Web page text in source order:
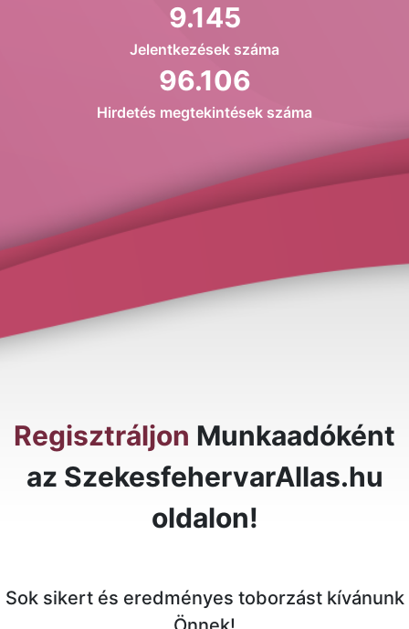
9.145
Jelentkezések száma
96.106
Hirdetés megtekintések száma
Regisztráljon Munkaadóként
az SzekesfehervarAllas.hu
oldalon!
Sok sikert és eredményes toborzást kívánunk